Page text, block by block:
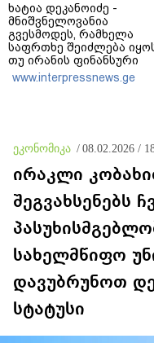
ხატია დეკანოიძე -
მნიშვნელოვანია
გვესმოდეს, რამხელა
საფრთხე შეიძლება
თუ ირანის ფინანსური
ინსტიტუტები რაიმე
აძლიერებს ივანიშვილის
www.interpressnews.ge
ეკონომიკა / 08.02.2026 /
ირაკლი
შეგვახსენებს
სახელმწიფო
დავუბრუნოთ
სტატუსი